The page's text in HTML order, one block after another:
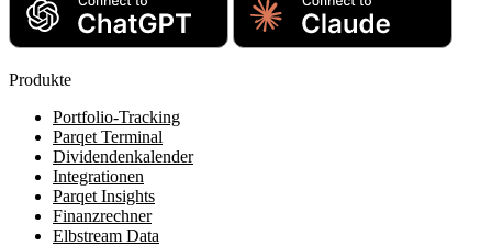
Produkte
Portfolio-Tracking
Parqet Terminal
Dividendenkalender
Integrationen
Parqet Insights
Finanzrechner
Elbstream Data